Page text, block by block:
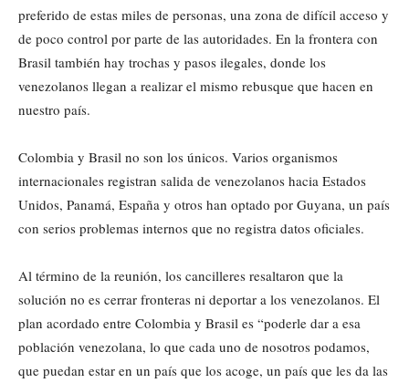
preferido de estas miles de personas, una zona de difícil acceso y
de poco control por parte de las autoridades. En la frontera con
Brasil también hay trochas y pasos ilegales, donde los
venezolanos llegan a realizar el mismo rebusque que hacen en
nuestro país.
Colombia y Brasil no son los únicos. Varios organismos
internacionales registran salida de venezolanos hacia Estados
Unidos, Panamá, España y otros han optado por Guyana, un país
con serios problemas internos que no registra datos oficiales.
Al término de la reunión, los cancilleres resaltaron que la
solución no es cerrar fronteras ni deportar a los venezolanos. El
plan acordado entre Colombia y Brasil es “poderle dar a esa
población venezolana, lo que cada uno de nosotros podamos,
que puedan estar en un país que los acoge, un país que les da las